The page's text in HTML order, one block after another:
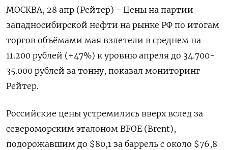
МОСКВА, 28 апр (Рейтер) - Цены на партии
западносибирской нефти на рынке РФ по итогам
торгов объёмами мая взлетели в среднем на
11.200 рублей (+47%) к уровню апреля до 34.700-
35.000 рублей за тонну, показал мониторинг
Рейтер.
Российские цены устремились вверх вслед за
североморским эталоном BFOE (Brent),
подорожавшим до $80,1 за баррель с около $76,8